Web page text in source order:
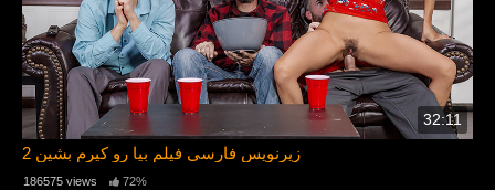
32:11
زیرنویس فارسی فیلم بیا رو کیرم بشین 2
186575 views 72%